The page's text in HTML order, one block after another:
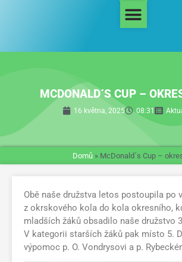
MCDONALD´S CUP –
16 května, 2025 08:31
Domů » McDonald´s Cup –
Obě naše družstva letos postoupila po
z okrskového kola do kola okresního,
mladších žáků obsadilo naše družstvo
V kategorii starších žáků pak místo 5.
výpomoc p. O. Vondrysovi a p.